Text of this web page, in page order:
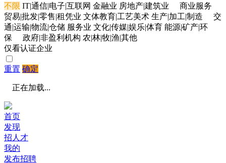
不限 IT|通信|电子|互联网 金融业 房地产|建筑业
商业服务
贸易|批发|零售|租凭业 文体教育|工艺美术 生产|加工|制造
交
通|运输|物流|仓储 服务业 文化|传媒|娱乐|体育 能源|矿产|环
保
政府|非盈利机构 农|林|牧|渔|其他
仅看认证企业
重置 确定
正在加载...
首页
发现
招人才
我的
发布招聘